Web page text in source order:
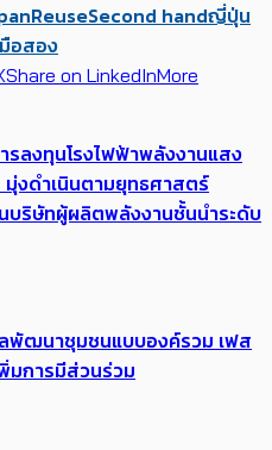
ReuseSecond handญี่ปุ่น
อสอง
Share on LinkedInMore
รลงทุนโรงไฟฟ้าพลังงานแสง
งดำเนินตามยุทธศาสตร์
บริษัทผู้ผลิตพลังงานชั้นนำระดับ
ลพัฒนาชุมชนแบบองค์รวม เฟส
มการมีส่วนร่วม